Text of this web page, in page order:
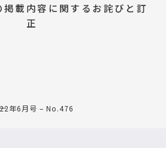
載内容に関するお詫びと訂
正
年6月号 – No.476